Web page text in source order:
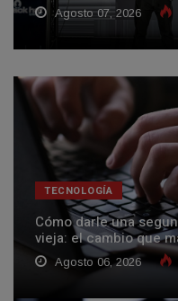
Agosto 07, 2026
TECNOLOGÍA
Cómo darle una
vieja: el cambio que
Agosto 06, 2026